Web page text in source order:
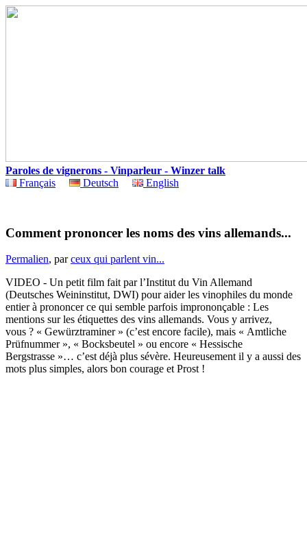
Paroles de vignerons - Vinparleur - Winzer talk
Français
Deutsch English
Comment prononcer les noms des vins allemands...
Permalien, parceux qui parlent vin...
VIDEO - Un petit film fait par l’Institut du Vin Allemand
(Deutsches Weininstitut, DWI) pour aider les vinophiles du monde
entier à prononcer ce qui semble parfois imprononçable : Les
mentions sur les étiquettes des vins allemands. Vous y arrivez,
vous ? « Gewürztraminer » (c’est encore facile), mais « Amtliche
Prüfnummer », « Bocksbeutel » ou encore « Hessische
Bergstrasse »… c’est déjà plus sévère. Heureusement il y a aussi des
mots plus simples, alors bon courage et Prost !